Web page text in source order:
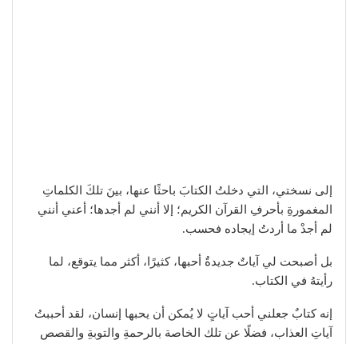
إلى نسختي، التي دخلتُ الكتابَ باحثًا عنها، بينَ تلكَ الكلماتِ
المغمورةِ بأحرفِ القرآن الكريم؛ إلا أنني لم أجدها؛ أعني أنني
لم أجدْ ما أردتُ إيجاده فحسب.
بل أصبحت لي آياتٌ جديدةٌ أحبها، كثيرًا، أكثر مما يتوقع، لما
رأيتهُ في الكتاب.
إنه كتابٌ جعلني أحب آياتٍ لا يُمكن أن يحبها إنسان، لقد أحببتُ
آياتِ العذاب، فضلًا عن تلك الخاصة بالرحمةِ والتوبةِ والقصص